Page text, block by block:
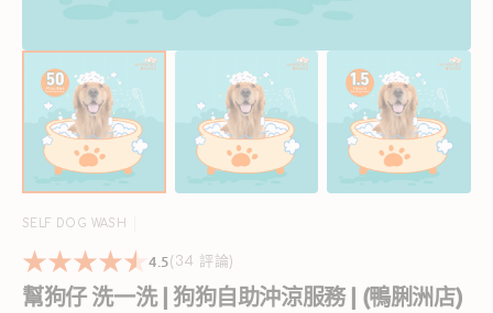
體
檔
案
SELF DOG WASH
4.5(34 評論)
幫狗仔 洗一洗 | 狗狗自助沖涼服務 | (鴨脷洲店)